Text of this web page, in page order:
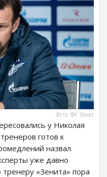
Фото: ФК Зенит
у Николая
готов к
назвал
уже давно
тренеру «Зенита» пора